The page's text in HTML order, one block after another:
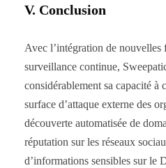
V. Conclusion
Avec l’intégration de nouvelles
surveillance continue,
considérablement sa capacité à
surface d’attaque externe des
découverte automatisée de
réputation sur les réseaux
d’informations sensibles sur le